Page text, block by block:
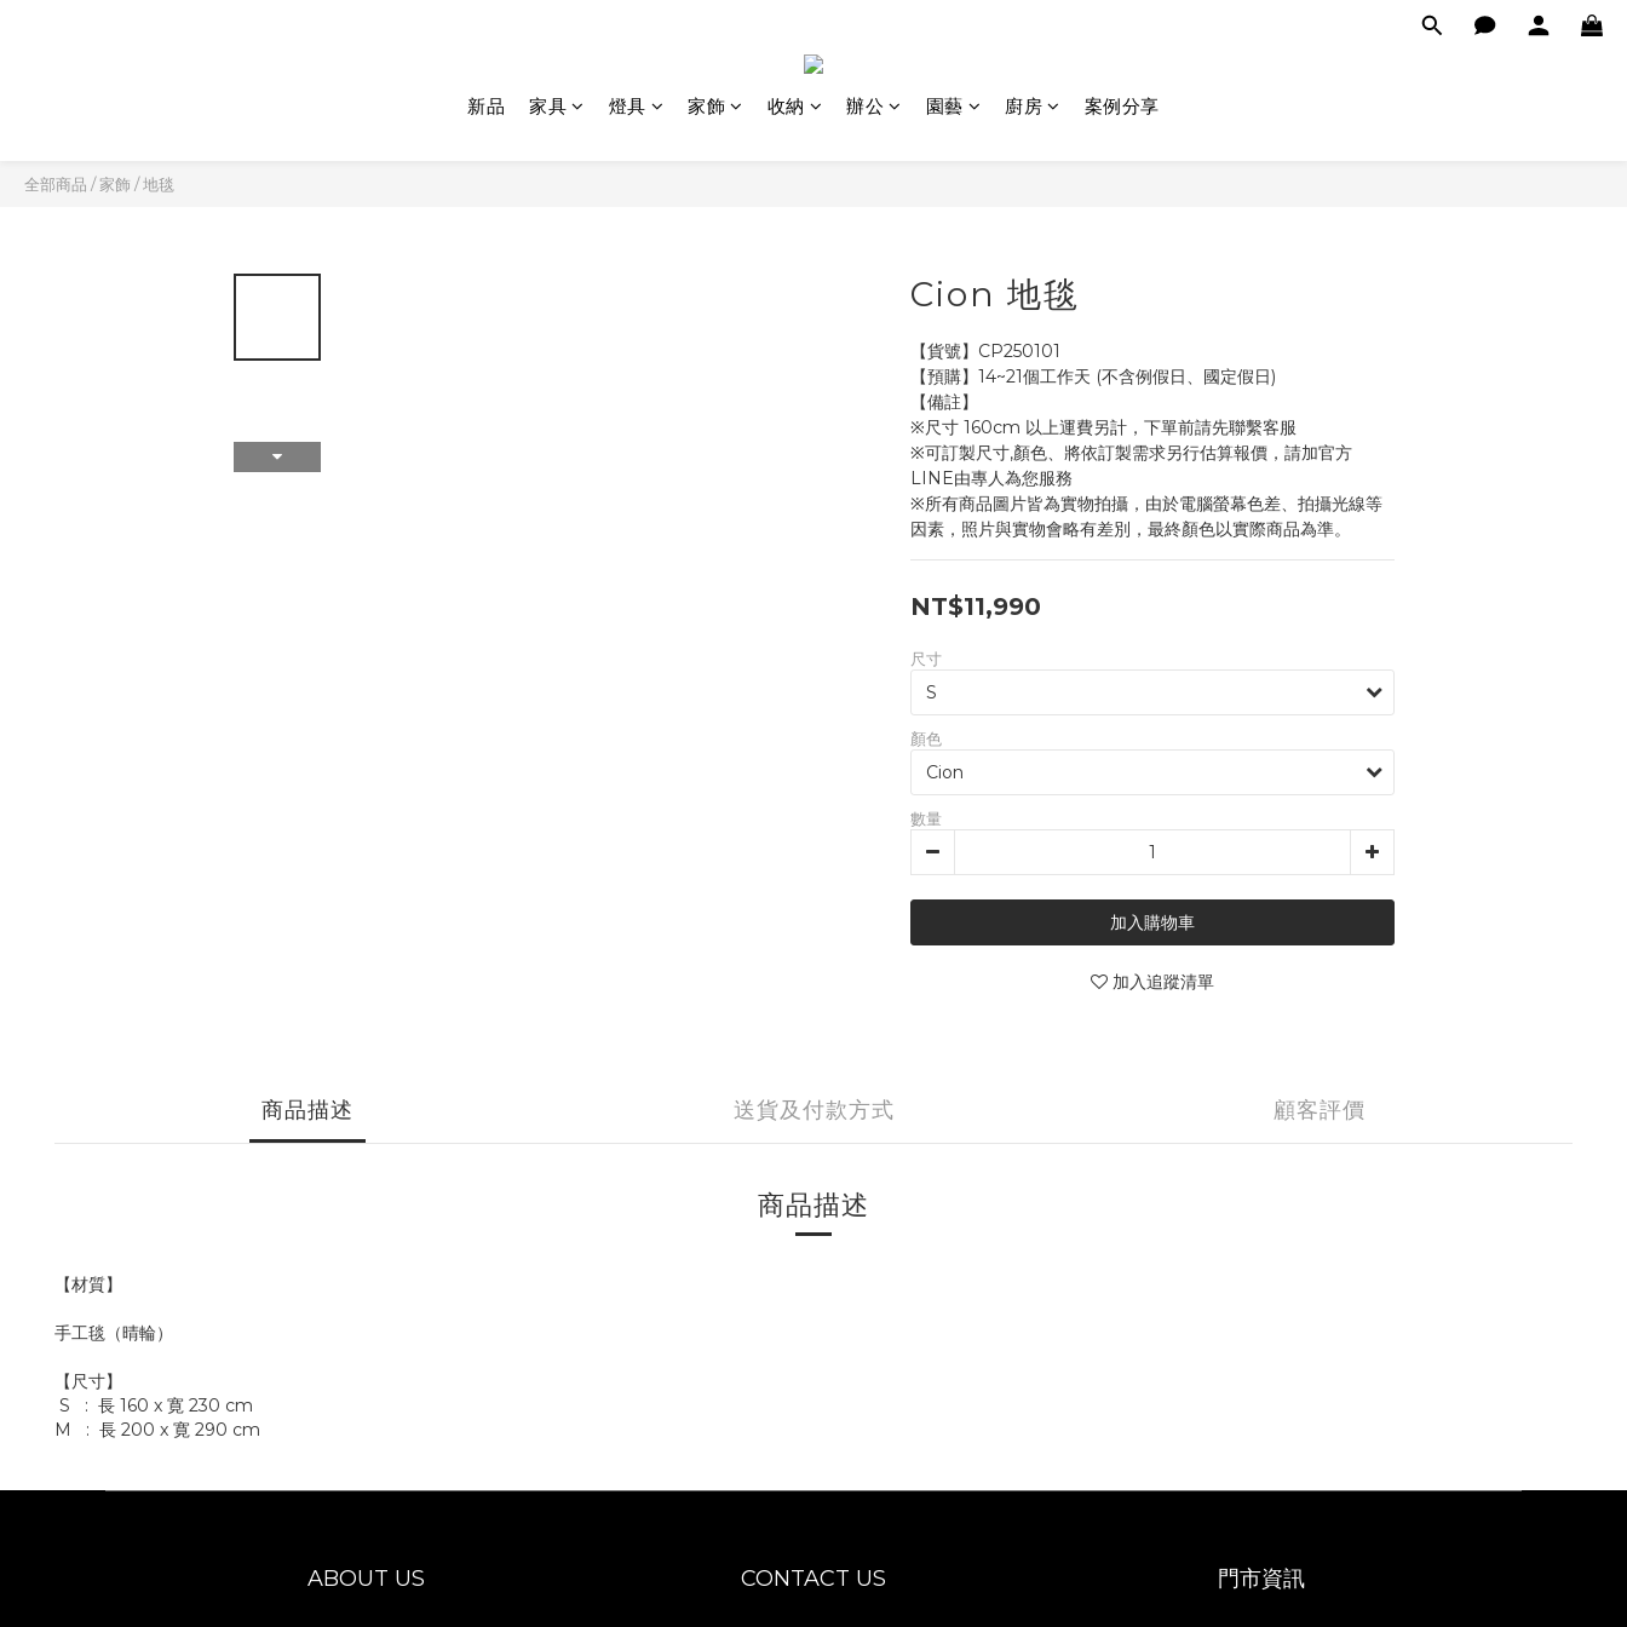
新品 家具 燈具 家飾 收納 辦公 園藝 廚房 案例分享
全部商品 /家飾 /地毯
Cion 地毯
【貨號】CP250101
【預購】14~21個工作天 (不含例假日、國定假日)
【備註】
※尺寸 160cm 以上運費另計，下單前請先聯繫客服
※可訂製尺寸,顏色、將依訂製需求另行估算報價，請加官方
LINE由專人為您服務
※所有商品圖片皆為實物拍攝，由於電腦螢幕色差、拍攝光線等
因素，照片與實物會略有差別，最終顏色以實際商品為準。
NT$11,990
尺寸
顏色
數量
加入購物車
加入追蹤清單
商品描述 送貨及付款方式 顧客評價
商品描述
【材質】
手工毯（晴輪）
【尺寸】
S : 長 160 x 寛 230 cm
M : 長 200 x 寛 290 cm
ABOUT US CONTACT US 門市資訊